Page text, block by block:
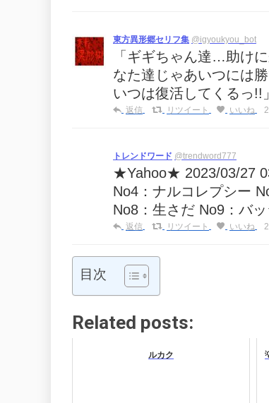
東方異形郷セリフ集 @igyoukyou_bot
「ギギちゃん達…助け
なた達じゃあいつには
いつは復活してくるっ
返信 リツイート いいね
トレンドワード @trendword777
★Yahoo★ 2023/03/27
No4：ナルコレプシー
No8：生さだ No9：バ
返信 リツイート いいね
目次
Related posts:
ルカク